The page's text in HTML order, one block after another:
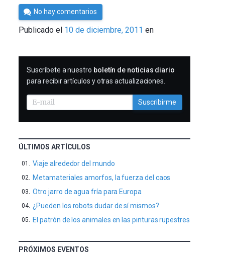
Por
Cultura
Cientifica
No hay comentarios
Publicado el 10 de diciembre, 2011 en
SUSCRIBIRME
Suscríbete a nuestro boletín de noticias diario
para recibir artículos y otras actualizaciones.
Suscribirme
ÚLTIMOS ARTÍCULOS
Viaje alrededor del mundo
Metamateriales amorfos, la fuerza del caos
Otro jarro de agua fría para Europa
¿Pueden los robots dudar de sí mismos?
El patrón de los animales en las pinturas rupestres
PRÓXIMOS EVENTOS